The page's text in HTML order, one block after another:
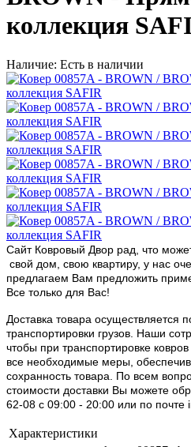
коллекция
Наличие: Есть в наличии
Сайт Ковровый Двор рад, что
свой дом, свою квартиру, у нас
предлагаем Вам предложить
Все только для Вас!
Доставка товара осуществляется
транспортировки грузов. Наши
чтобы при транспортировке
все необходимые меры,
сохранность товара. По всем
стоимости доставки Вы можете
62-08 c 09:00 - 20:00 или по почте
Характеристики